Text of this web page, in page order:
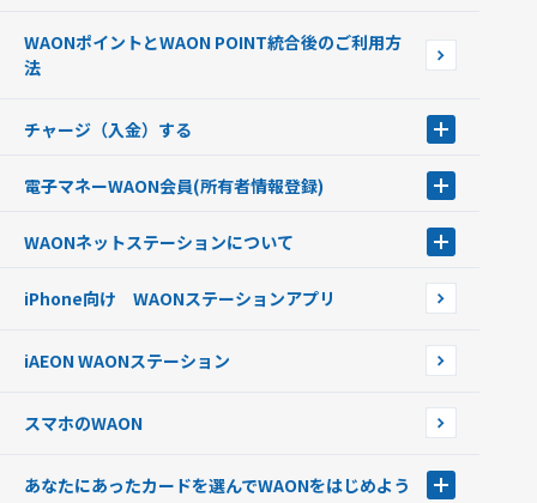
ポイントの有効期限について
WAONポイントとWAON POINT統合後のご利用方
法
チャージ（入金）する
現金でチャージする
銀行口座・ATMからチャージする
オートチャージ
ポイントからチャージする
チャージ上限金額の変更について
電子マネーWAON会員(所有者情報登録)
WAON POINTサービス会員登録に伴う個人データの共同利用のお知
WAONネットステーションについて
WAONネットステーションWAON端末について
iPhone向け WAONステーションアプリ
iAEON WAONステーション
スマホのWAON
あなたにあったカードを選んでWAONをはじめよう